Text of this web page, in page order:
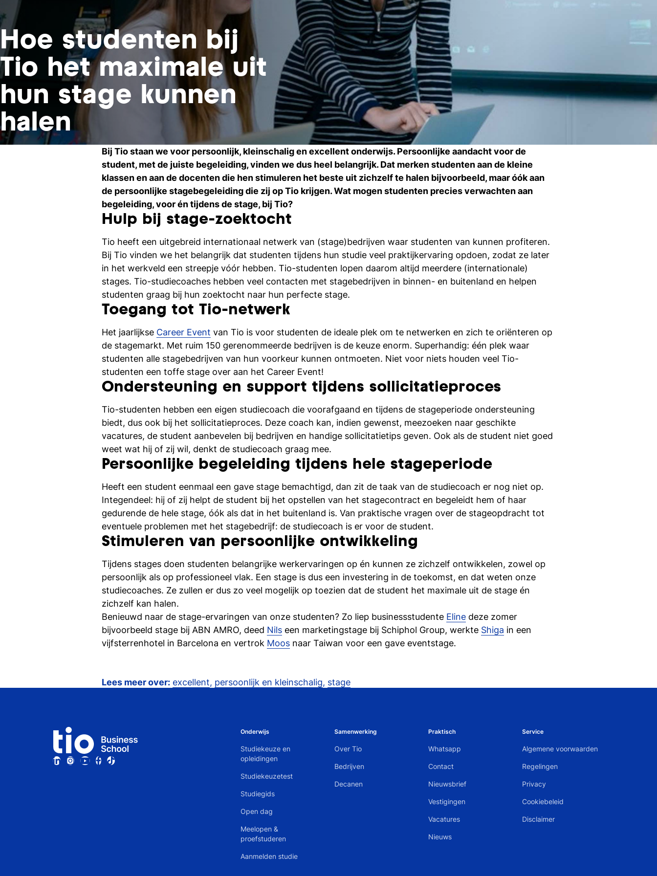
Hoe studenten bij
Tio het maximale uit
hun stage kunnen
halen
Bij Tio staan we voor persoonlijk, kleinschalig en excellent onderwijs. Persoonlijke aandacht voor de
student, met de juiste begeleiding, vinden we dus heel belangrijk. Dat merken studenten aan de kleine
klassen en aan de docenten die hen stimuleren het beste uit zichzelf te halen bijvoorbeeld, maar óók aan
de persoonlijke stagebegeleiding die zij op Tio krijgen. Wat mogen studenten precies verwachten aan
begeleiding, voor én tijdens de stage, bij Tio?
Hulp bij stage-zoektocht
Tio heeft een uitgebreid internationaal netwerk van (stage)bedrijven waar studenten van kunnen profiteren.
Bij Tio vinden we het belangrijk dat studenten tijdens hun studie veel praktijkervaring opdoen, zodat ze later
in het werkveld een streepje vóór hebben. Tio-studenten lopen daarom altijd meerdere (internationale)
stages. Tio-studiecoaches hebben veel contacten met stagebedrijven in binnen- en buitenland en helpen
studenten graag bij hun zoektocht naar hun perfecte stage.
Toegang tot Tio-netwerk
Het jaarlijkse Career Event van Tio is voor studenten de ideale plek om te netwerken en zich te oriënteren op
de stagemarkt. Met ruim 150 gerenommeerde bedrijven is de keuze enorm. Superhandig: één plek waar
studenten alle stagebedrijven van hun voorkeur kunnen ontmoeten. Niet voor niets houden veel Tio-
studenten een toffe stage over aan het Career Event!
Ondersteuning en support tijdens sollicitatieproces
Tio-studenten hebben een eigen studiecoach die voorafgaand en tijdens de stageperiode ondersteuning
biedt, dus ook bij het sollicitatieproces. Deze coach kan, indien gewenst, meezoeken naar geschikte
vacatures, de student aanbevelen bij bedrijven en handige sollicitatietips geven. Ook als de student niet goed
weet wat hij of zij wil, denkt de studiecoach graag mee.
Persoonlijke begeleiding tijdens hele stageperiode
Heeft een student eenmaal een gave stage bemachtigd, dan zit de taak van de studiecoach er nog niet op.
Integendeel: hij of zij helpt de student bij het opstellen van het stagecontract en begeleidt hem of haar
gedurende de hele stage, óók als dat in het buitenland is. Van praktische vragen over de stageopdracht tot
eventuele problemen met het stagebedrijf: de studiecoach is er voor de student.
Stimuleren van persoonlijke ontwikkeling
Tijdens stages doen studenten belangrijke werkervaringen op én kunnen ze zichzelf ontwikkelen, zowel op
persoonlijk als op professioneel vlak. Een stage is dus een investering in de toekomst, en dat weten onze
studiecoaches. Ze zullen er dus zo veel mogelijk op toezien dat de student het maximale uit de stage én
zichzelf kan halen.
Benieuwd naar de stage-ervaringen van onze studenten? Zo liep businessstudente Eline deze zomer
bijvoorbeeld stage bij ABN AMRO, deed Nils een marketingstage bij Schiphol Group, werkte Shiga in een
vijfsterrenhotel in Barcelona en vertrok Moos naar Taiwan voor een gave eventstage.
Lees meer over: excellent, persoonlijk en kleinschalig, stage
Onderwijs
Studiekeuze en
opleidingen
Studiekeuzetest
Studiegids
Open dag
Meelopen &
proefstuderen
Aanmelden studie
Samenwerking
Over Tio
Bedrijven
Decanen
Praktisch
Whatsapp
Contact
Nieuwsbrief
Vestigingen
Vacatures
Nieuws
Service
Algemene voorwaarden
Regelingen
Privacy
Cookiebeleid
Disclaimer